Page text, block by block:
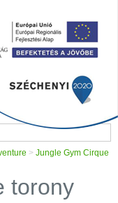
> Jungle Gym Cirque
torony